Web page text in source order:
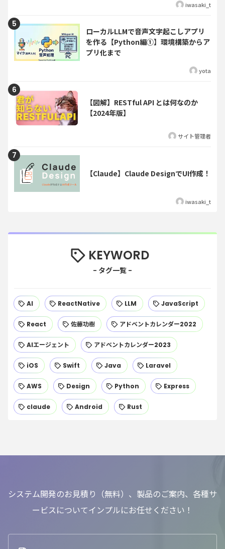
iwasaki_t
ローカルLLMで音声文字起こしアプリ
を作る【Python編①】環境構築からア
プリ化まで
yota
【図解】RESTful API とは何なのか
【2024年版】
サイト管理者
【Claude】Claude DesignでUI作成！
iwasaki_t
KEYWORD
AI ReactNative LLM JavaScript
React 佐藤功樹 アドベントカレンダー2022
AIエージェント アドベントカレンダー2023
iOS Swift Java Laravel
AWS Design Python Express
claude Android Rust
システム開発のお見積り（無料）、製品のご案内、各種サ
ービスについてインプルにお任せください！